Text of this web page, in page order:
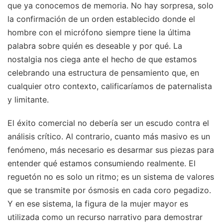
que ya conocemos de memoria. No hay sorpresa, solo
la confirmación de un orden establecido donde el
hombre con el micrófono siempre tiene la última
palabra sobre quién es deseable y por qué. La
nostalgia nos ciega ante el hecho de que estamos
celebrando una estructura de pensamiento que, en
cualquier otro contexto, calificaríamos de paternalista
y limitante.
El éxito comercial no debería ser un escudo contra el
análisis crítico. Al contrario, cuanto más masivo es un
fenómeno, más necesario es desarmar sus piezas para
entender qué estamos consumiendo realmente. El
reguetón no es solo un ritmo; es un sistema de valores
que se transmite por ósmosis en cada coro pegadizo.
Y en ese sistema, la figura de la mujer mayor es
utilizada como un recurso narrativo para demostrar